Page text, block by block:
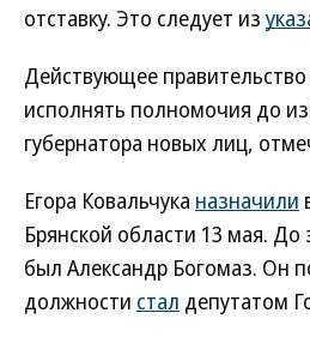
отставку. Это следует из
Действующее
исполнять полномочия до
губернатора новых лиц,
Егора Ковальчука назначили
Брянской области 13 мая. До
был Александр Богомаз. Он
должности стал депутатом